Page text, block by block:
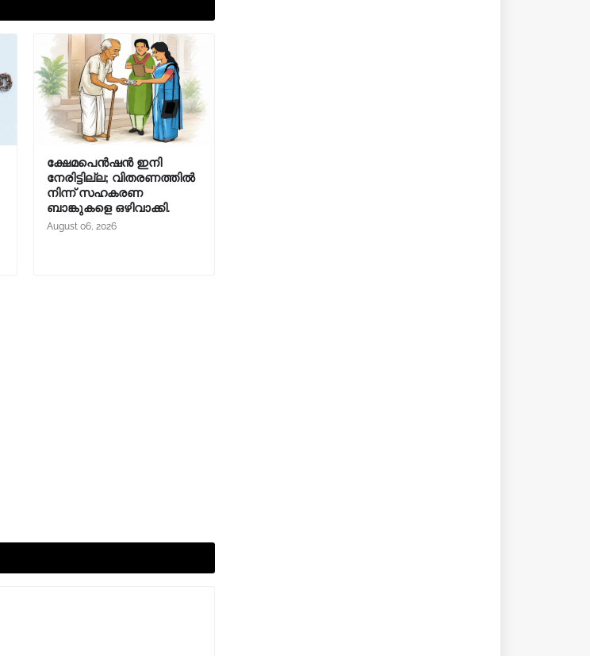
ക്ഷേമപെൻഷൻ ഇനി
നേരിട്ടില്ല; വിതരണത്തിൽ
നിന്ന് സഹകരണ
ബാങ്കുകളെ ഒഴിവാക്കി.
August 06, 2026